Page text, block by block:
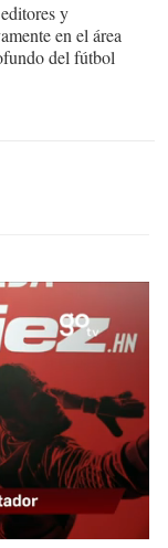
y
en el área
del fútbol